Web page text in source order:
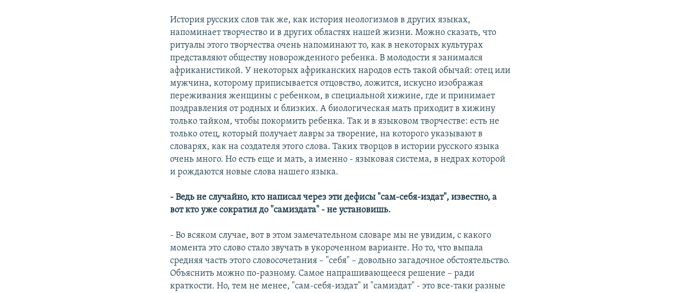
История русских слов так же, как история неологизмов в других языках,
напоминает творчество и в других областях нашей жизни. Можно сказать, что
ритуалы этого творчества очень напоминают то, как в некоторых культурах
представляют обществу новорожденного ребенка. В молодости я занимался
африканистикой. У некоторых африканских народов есть такой обычай: отец или
мужчина, которому приписывается отцовство, ложится, искусно изображая
переживания женщины с ребенком, в специальной хижине, где и принимает
поздравления от родных и близких. А биологическая мать приходит в хижину
только тайком, чтобы покормить ребенка. Так и в языковом творчестве: есть не
только отец, который получает лавры за творение, на которого указывают в
словарях, как на создателя этого слова. Таких творцов в истории русского языка
очень много. Но есть еще и мать, а именно - языковая система, в недрах которой
и рождаются новые слова нашего языка.
- Ведь не случайно, кто написал через эти дефисы "сам-себя-издат", известно, а
вот кто уже сократил до "самиздата" - не установишь.
- Во всяком случае, вот в этом замечательном словаре мы не увидим, с какого
момента это слово стало звучать в укороченном варианте. Но то, что выпала
средняя часть этого словосочетания – "себя" – довольно загадочное обстоятельство.
Объяснить можно по-разному. Самое напрашивающееся решение – ради
краткости. Но, тем не менее, "сам-себя-издат" и "самиздат" - это все-таки разные